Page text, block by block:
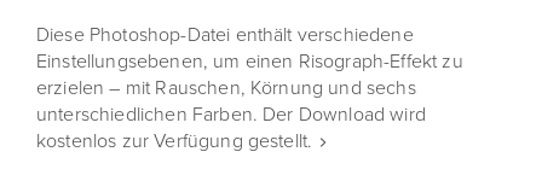
Diese Photoshop-Datei enthält verschiedene
Einstellungsebenen, um einen Risograph-Effekt zu
erzielen – mit Rauschen, Körnung und sechs
unterschiedlichen Farben. Der Download wird
kostenlos zur Verfügung gestellt.